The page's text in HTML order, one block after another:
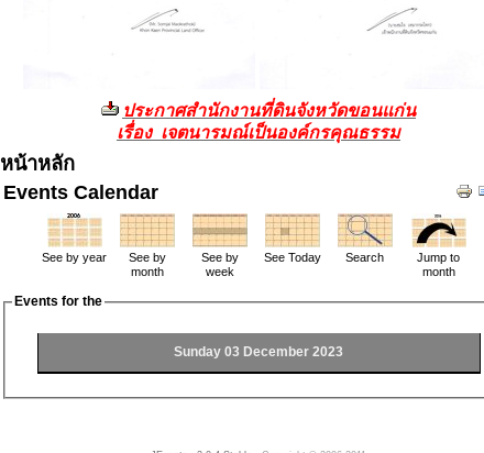
ประกาศสำนักงานที่ดินจังหวัดขอนแก่น
เรื่อง เจตนารมณ์เป็นองค์กรคุณธรรม
หน้าหลัก
Events Calendar
See by year
See by
month
See by
week
See Today Search
Jump to
month
Events for the
Sunday 03 December 2023